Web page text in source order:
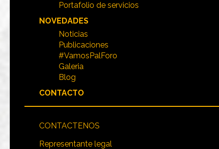
Portafolio de servicios
NOVEDADES
Noticias
Publicaciones
#VamosPalForo
Galeria
Blog
CONTACTO
CONTACTENOS
Representante legal